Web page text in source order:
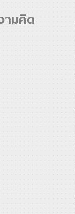
ามคิด